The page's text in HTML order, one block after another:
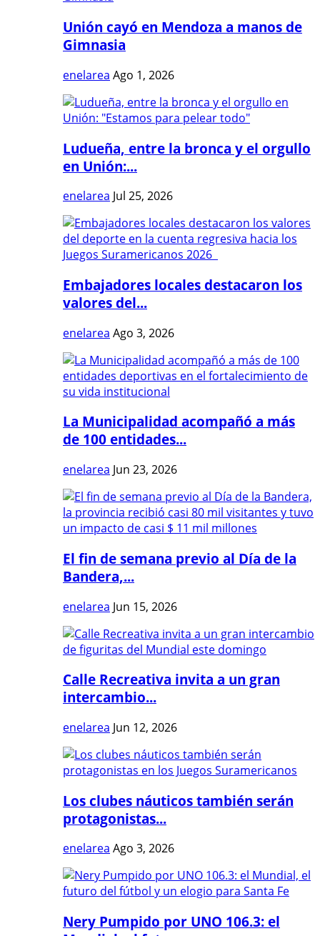
Unión cayó en Mendoza a manos de
Gimnasia
enelarea Ago 1, 2026
Ludueña, entre la bronca y el orgullo
en Unión:...
enelarea Jul 25, 2026
Embajadores locales destacaron los
valores del...
enelarea Ago 3, 2026
La Municipalidad acompañó a más
de 100 entidades...
enelarea Jun 23, 2026
El fin de semana previo al Día de la
Bandera,...
enelarea Jun 15, 2026
Calle Recreativa invita a un gran
intercambio...
enelarea Jun 12, 2026
Los clubes náuticos también serán
protagonistas...
enelarea Ago 3, 2026
Nery Pumpido por UNO 106.3: el